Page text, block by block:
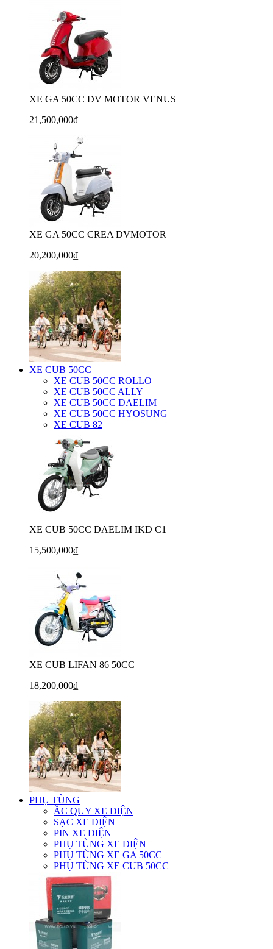
XE GA 50CC DV MOTOR VENUS
21,500,000₫
XE GA 50CC CREA DVMOTOR
20,200,000₫
XE CUB 50CC
XE CUB 50CC ROLLO
XE CUB 50CC ALLY
XE CUB 50CC DAELIM
XE CUB 50CC HYOSUNG
XE CUB 82
XE CUB 50CC DAELIM IKD C1
15,500,000₫
XE CUB LIFAN 86 50CC
18,200,000₫
PHỤ TÙNG
ẮC QUY XE ĐIỆN
SẠC XE ĐIỆN
PIN XE ĐIỆN
PHỤ TÙNG XE ĐIỆN
PHỤ TÙNG XE GA 50CC
PHỤ TÙNG XE CUB 50CC